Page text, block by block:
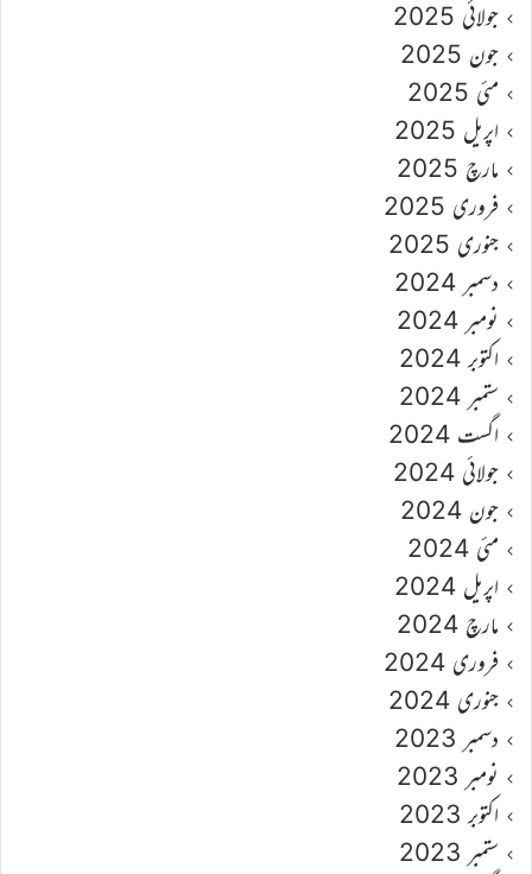
جولائی 2025
جون 2025
مئی 2025
اپریل 2025
مارچ 2025
فروری 2025
جنوری 2025
دسمبر 2024
نومبر 2024
اکتوبر 2024
ستمبر 2024
اگست 2024
جولائی 2024
جون 2024
مئی 2024
اپریل 2024
مارچ 2024
فروری 2024
جنوری 2024
دسمبر 2023
نومبر 2023
اکتوبر 2023
ستمبر 2023